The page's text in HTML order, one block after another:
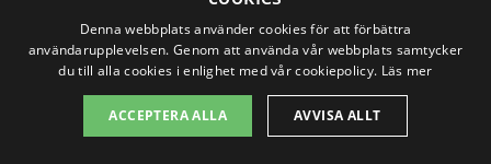
kostnad.se gör vi det enkelt för dig att
jämföra olika alternativ och få offerter
från lokala företag.
Denna webbplats använder cookies för att förbättra
användarupplevelsen. Genom att använda vår webbplats samtycker
du till alla cookies i enlighet med vår cookiepolicy. Läs mer
ACCEPTERA ALLA AVVISA ALLT